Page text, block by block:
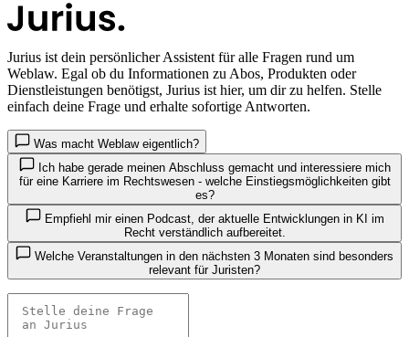
Jurius ist dein persönlicher Assistent für alle Fragen rund um
Weblaw. Egal ob du Informationen zu Abos, Produkten oder
Dienstleistungen benötigst, Jurius ist hier, um dir zu helfen. Stelle
einfach deine Frage und erhalte sofortige Antworten.
Was macht Weblaw eigentlich?
Ich habe gerade meinen Abschluss gemacht und interessiere mich
für eine Karriere im Rechtswesen - welche Einstiegsmöglichkeiten gibt
es?
Empfiehl mir einen Podcast, der aktuelle Entwicklungen in KI im
Recht verständlich aufbereitet.
relevant für Juristen?